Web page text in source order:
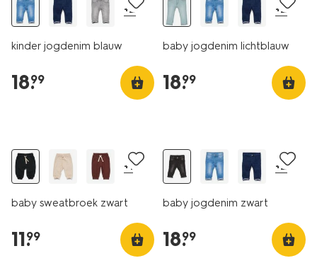
+2
kinder jogdenim blauw
18.
99
+2
baby jogdenim lichtblauw
18.
99
+1
baby sweatbroek zwart
11.
99
+2
baby jogdenim zwart
18.
99